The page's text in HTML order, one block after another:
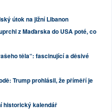
útok na jižní Libanon
z Maďarska do USA poté, co
těla“: fascinující a děsivé
Trump prohlásil, že příměří je
historický kalendář